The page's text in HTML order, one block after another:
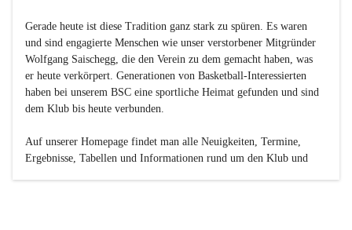
Gerade heute ist diese Tradition ganz stark zu spüren. Es waren
und sind engagierte Menschen wie unser verstorbener Mitgründer
Wolfgang Saischegg, die den Verein zu dem gemacht haben, was
er heute verkörpert. Generationen von Basketball-Interessierten
haben bei unserem BSC eine sportliche Heimat gefunden und sind
dem Klub bis heute verbunden.
Auf unserer Homepage findet man alle Neuigkeiten, Termine,
Ergebnisse, Tabellen und Informationen rund um den Klub und